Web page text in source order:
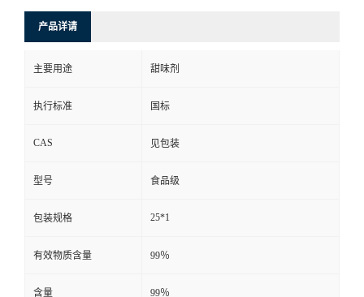
产品详请
主要用途 甜味剂
执行标准 国标
CAS 见包装
型号 食品级
包装规格 25*1
有效物质含量 99％
含量 99％